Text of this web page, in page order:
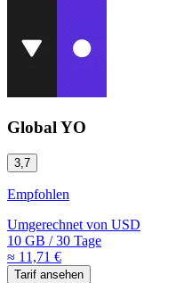
Global YO
3,7
Empfohlen
Umgerechnet von USD
10 GB /30 Tage
≈ 11,71 €
Tarif ansehen